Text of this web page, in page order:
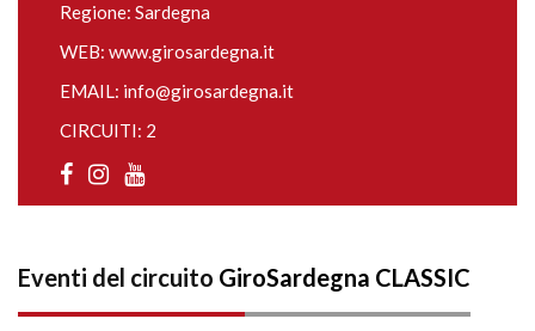
Regione: Sardegna
WEB: www.girosardegna.it
EMAIL: info@girosardegna.it
CIRCUITI: 2
Eventi del circuito GiroSardegna CLASSIC